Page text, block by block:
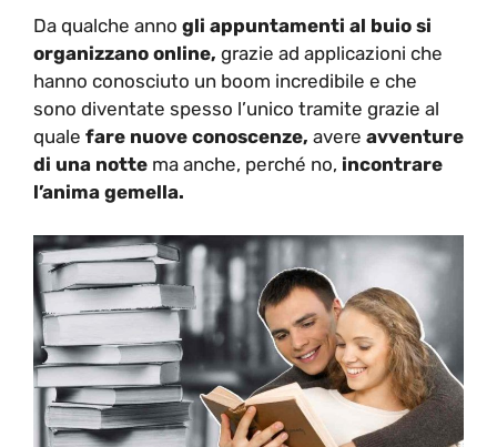
Da qualche anno gli appuntamenti al buio si
organizzano online, grazie ad applicazioni che
hanno conosciuto un boom incredibile e che
sono diventate spesso l’unico tramite grazie al
quale fare nuove conoscenze, avere avventure
di una notte ma anche, perché no, incontrare
l’anima gemella.